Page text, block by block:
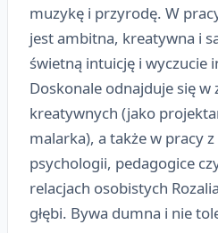
muzykę i przyrodę. W
jest ambitna, kreatywna i
świetną intuicję i wyczucie
Doskonale odnajduje się w
kreatywnych (jako
malarka), a także w pracy
psychologii, pedagogice
relacjach osobistych
głębi. Bywa dumna i nie